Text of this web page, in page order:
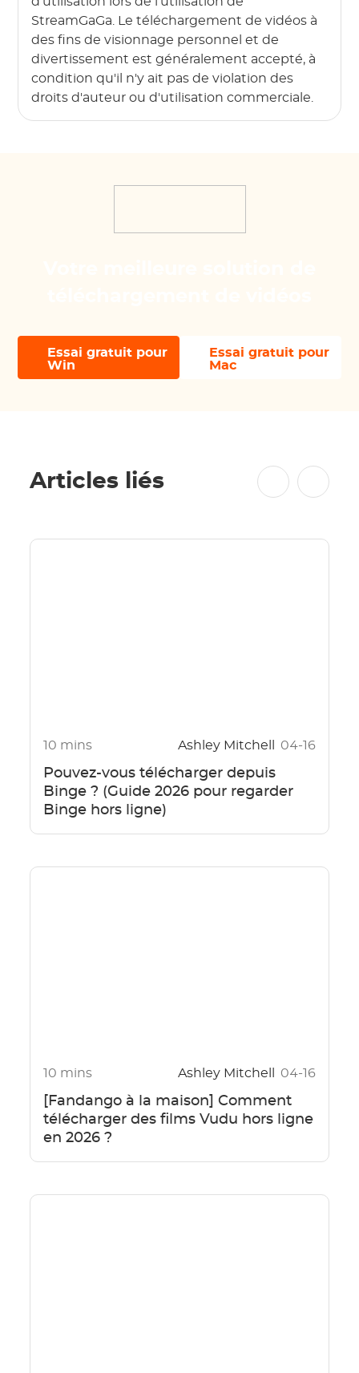
StreamGaGa. Le téléchargement de vidéos à
des fins de visionnage personnel et de
divertissement est généralement accepté, à
condition qu'il n'y ait pas de violation des
droits d'auteur ou d'utilisation commerciale.
Essai gratuit pour
Win
Essai gratuit pour
Mac
Articles liés
10 mins Ashley Mitchell 04-16
Pouvez-vous télécharger depuis
Binge ? (Guide 2026 pour regarder
Binge hors ligne)
10 mins Ashley Mitchell 04-16
[Fandango à la maison] Comment
télécharger des films Vudu hors ligne
en 2026 ?